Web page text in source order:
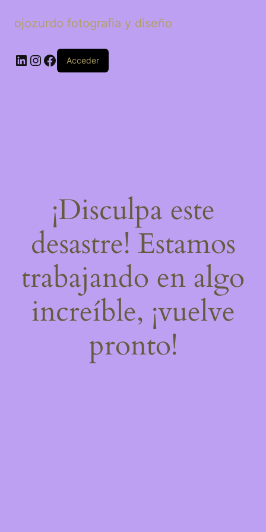
ojozurdo fotografia y diseño
LinkedIn
Instagram
Facebook
Acceder
¡Disculpa este
desastre! Estamos
trabajando en algo
increíble, ¡vuelve
pronto!